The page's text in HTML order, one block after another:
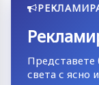
Представете
света с ясно